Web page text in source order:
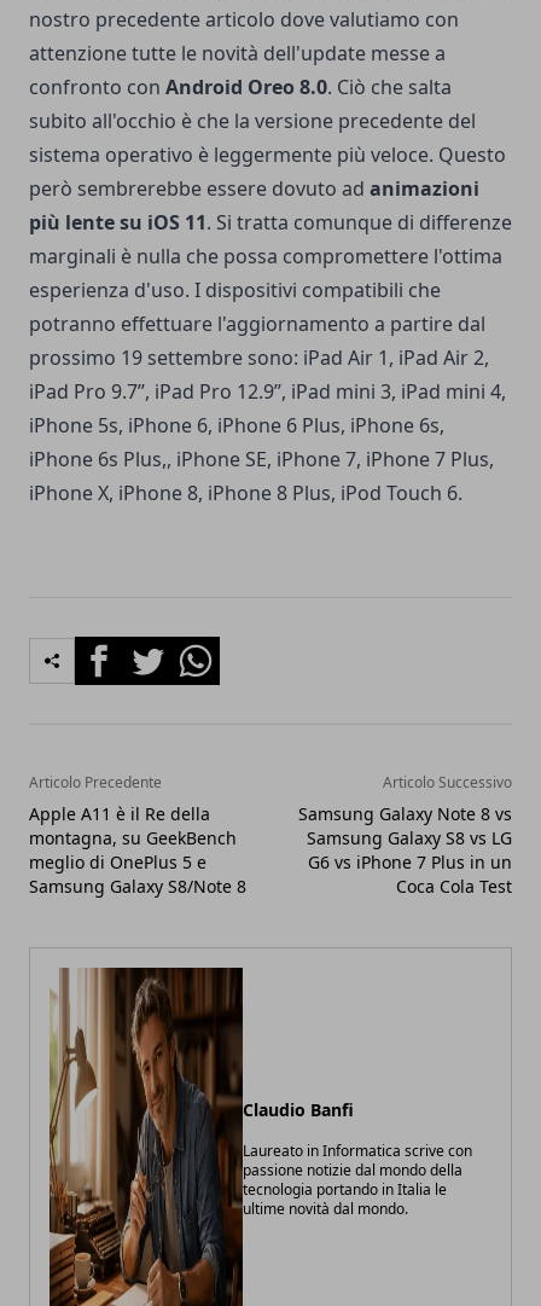
nostro precedente articolo dove valutiamo con
attenzione tutte le novità dell'update messe a
confronto con Android Oreo 8.0. Ciò che salta
subito all'occhio è che la versione precedente del
sistema operativo è leggermente più veloce. Questo
però sembrerebbe essere dovuto ad animazioni
più lente su iOS 11. Si tratta comunque di differenze
marginali è nulla che possa compromettere l'ottima
esperienza d'uso. I dispositivi compatibili che
potranno effettuare l'aggiornamento a partire dal
prossimo 19 settembre sono: iPad Air 1, iPad Air 2,
iPad Pro 9.7’’, iPad Pro 12.9’’, iPad mini 3, iPad mini 4,
iPhone 5s, iPhone 6, iPhone 6 Plus, iPhone 6s,
iPhone 6s Plus,, iPhone SE, iPhone 7, iPhone 7 Plus,
iPhone X, iPhone 8, iPhone 8 Plus, iPod Touch 6.
FacebookTwitterWhatsapp
Articolo Precedente
Apple A11 è il Re della
montagna, su GeekBench
meglio di OnePlus 5 e
Samsung Galaxy S8/Note 8
Articolo Successivo
Samsung Galaxy Note 8 vs
Samsung Galaxy S8 vs LG
G6 vs iPhone 7 Plus in un
Coca Cola Test
Claudio Banfi
Laureato in Informatica scrive con
passione notizie dal mondo della
tecnologia portando in Italia le
ultime novità dal mondo.